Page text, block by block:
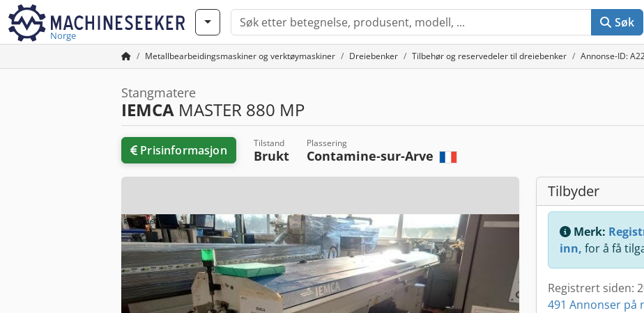
Norge
Søk
Metallbearbeidingsmaskiner og verktøymaskiner Dreiebenker Tilbehør og reservedeler til dreiebenker Annonse-ID:
Stangmatere
IEMCA MASTER 880 MP
Prisinformasjon Tilstand
Brukt
Plassering
Contamine-sur-Arve
Tilbyder
Merk:
inn, for å få
Registrert siden:
491 Annonser på